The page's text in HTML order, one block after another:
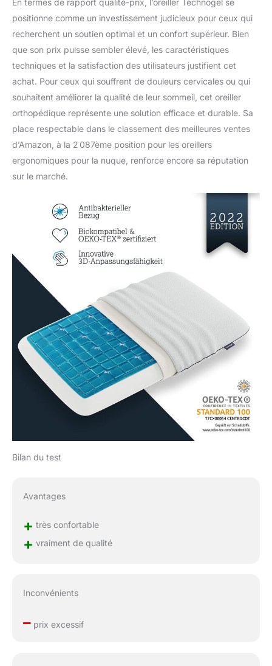
positionne comme un investissement judicieux pour ceux qui
recherchent un soutien optimal et un confort supérieur. Bien
que son prix puisse sembler élevé, les caractéristiques
techniques et la satisfaction des utilisateurs justifient cet
achat. Pour ceux qui souffrent de douleurs cervicales ou qui
souhaitent améliorer la qualité de leur sommeil, cet oreiller
orthopédique représente une solution efficace et durable. Sa
place respectable dans le classement des meilleures ventes
d’Amazon, à la 2 087ème position pour les oreillers
ergonomiques pour la nuque, renforce encore sa réputation
sur le marché.
Bilan du test
Avantages
+ très confortable
+ vraiment de qualité
Inconvénients
–prix excessif